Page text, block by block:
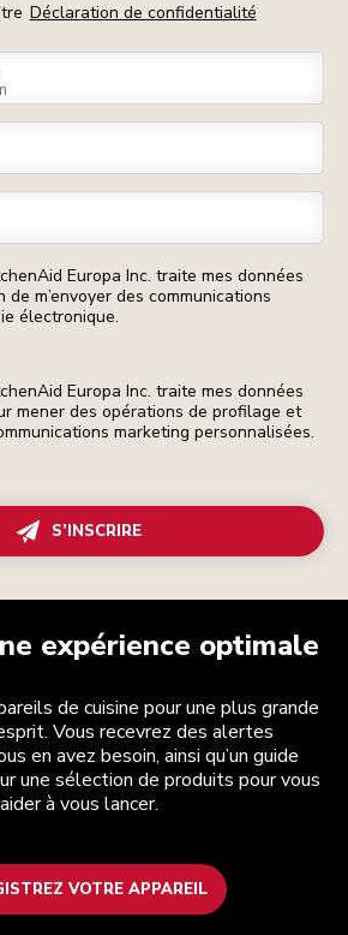
Déclaration de confidentialité
Europa Inc. traite mes données
m’envoyer des communications
électronique.
Europa Inc. traite mes données
mener des opérations de profilage et
marketing personnalisées.
S’INSCRIRE
expérience optimale
de cuisine pour une plus grande
Vous recevrez des alertes
en avez besoin, ainsi qu’un guide
une sélection de produits pour vous
aider à vous lancer.
VOTRE APPAREIL